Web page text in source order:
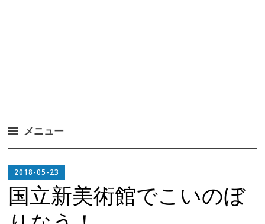
メニュー
ン
テ
ン
ツ
2018-05-23
国立新美術館でこいのぼ